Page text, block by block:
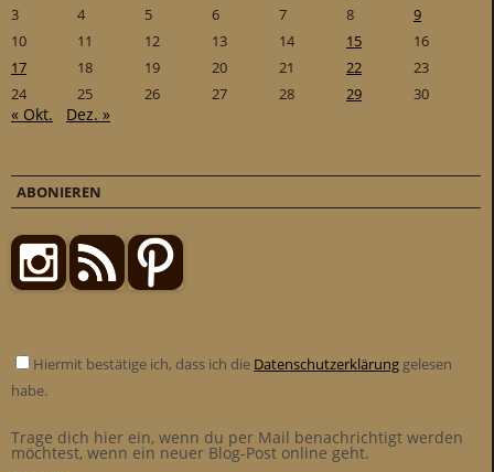
3
4 5 6 7 8
9
10
11 12 13 14 15
16
17
18 19 20 21 22
23
24
25 26 27 28 29 30
« Okt. Dez. »
ABONIEREN
Hiermit bestätige ich, dass ich die Datenschutzerklärung gelesen
habe.
Trage dich hier ein, wenn du per Mail benachrichtigt werden
möchtest, wenn ein neuer Blog-Post online geht.